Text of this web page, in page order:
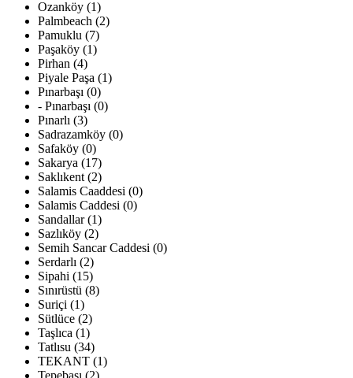
Ozanköy (1)
Palmbeach (2)
Pamuklu (7)
Paşaköy (1)
Pirhan (4)
Piyale Paşa (1)
Pınarbaşı (0)
- Pınarbaşı (0)
Pınarlı (3)
Sadrazamköy (0)
Safaköy (0)
Sakarya (17)
Saklıkent (2)
Salamis Caaddesi (0)
Salamis Caddesi (0)
Sandallar (1)
Sazlıköy (2)
Semih Sancar Caddesi (0)
Serdarlı (2)
Sipahi (15)
Sınırüstü (8)
Suriçi (1)
Sütlüce (2)
Taşlıca (1)
Tatlısu (34)
TEKANT (1)